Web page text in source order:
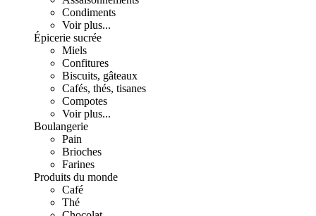
Condiments
Voir plus...
Épicerie sucrée
Miels
Confitures
Biscuits, gâteaux
Cafés, thés, tisanes
Compotes
Voir plus...
Boulangerie
Pain
Brioches
Farines
Produits du monde
Café
Thé